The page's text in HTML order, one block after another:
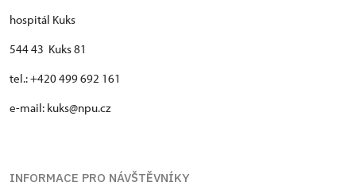
hospitál Kuks
544 43 Kuks 81
tel.: +420 499 692 161
e-mail: kuks@npu.cz
INFORMACE PRO NÁVŠTĚVNÍKY